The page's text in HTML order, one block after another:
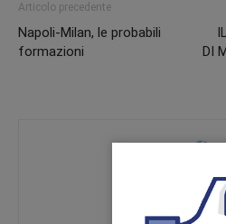
Articolo precedente
Napoli-Milan, le probabili
formazioni
DI